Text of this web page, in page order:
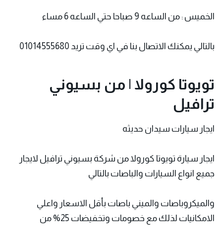
الخميس : من الساعه 9 صباحا حتي الساعه 6 مساء
بالتالي يمكنك الاتصال بنا في اي وقت تريد 01014555680
تويوتا كورولا | من بسيوني
ترافيل
ايجار سيارات سيدان حديثه
ايجار سيارة تويوتا كورولا من شركة بسيوني ترافيل لايجار
جميع انواع السيارات والباصات بالتالي
والميكروباصات والميني باصات بأقل الاسعار واعلي
الامكانيات لذلك مع خصومات وتخفيضات 25% من